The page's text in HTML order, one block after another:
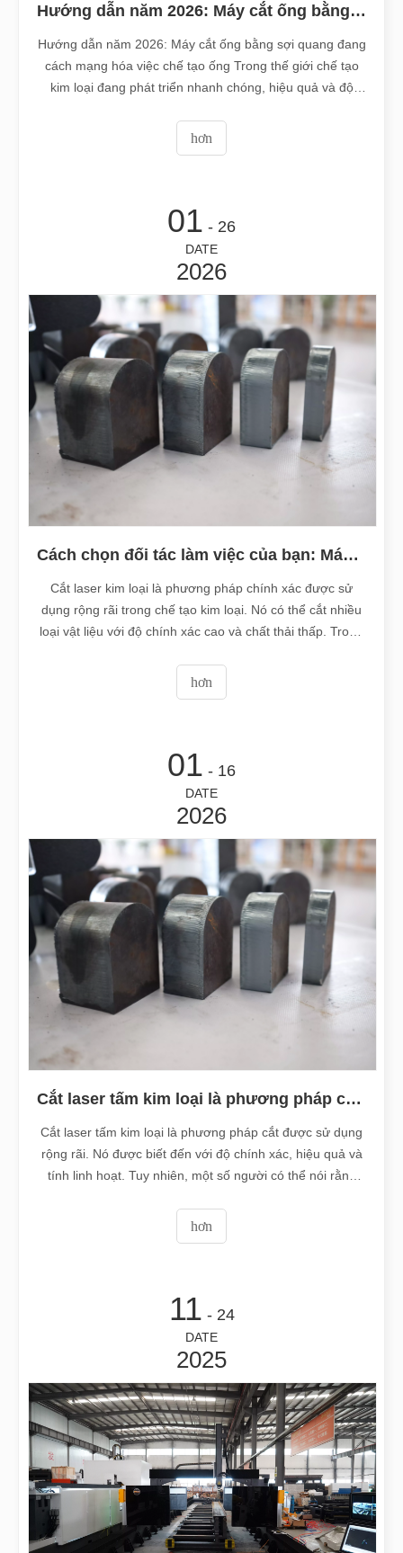
Hướng dẫn năm 2026: Máy cắt ống bằng sợi quang đang cách mạng hóa việc chế tạo ống như thế nào
Hướng dẫn năm 2026: Máy cắt ống bằng sợi quang đang
cách mạng hóa việc chế tạo ống Trong thế giới chế tạo
kim loại đang phát triển nhanh chóng, hiệu quả và độ
những yêu cầu để tồn tại. Nếu xưởng của bạn vẫn dựa
vào phương pháp cưa truyền thống,
hơn
01 - 26
DATE
2026
Cách chọn đối tác làm việc của bạn: Máy cắt Laser
Cắt laser kim loại là phương pháp chính xác được sử
dụng rộng rãi trong chế tạo kim loại. Nó có thể cắt nhiều
loại vật liệu với độ chính xác cao và chất thải thấp. Trong
loại có thể cắt bằng laser và các yếu tố ảnh hưởng đến
nó.1.Nguyên tắc cơ bản o
hơn
01 - 16
DATE
2026
Cắt laser tấm kim loại là phương pháp cắt được sử dụng rộng rãi.
Cắt laser tấm kim loại là phương pháp cắt được sử dụng
rộng rãi. Nó được biết đến với độ chính xác, hiệu quả và
tính linh hoạt. Tuy nhiên, một số người có thể nói rằng
ta sẽ khám phá những 'sai sót' này theo một cách độc
đáo, bằng cách nêu bật những gì khiến việc cắt laser trở
hơn
11 - 24
DATE
2025